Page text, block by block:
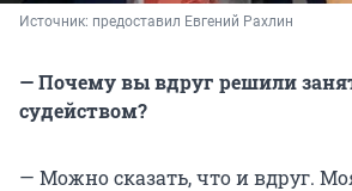
Источник: предоставил Евгений Рахлин
— Почему вы вдруг решили
судейством?
— Можно сказать, что и вдруг.